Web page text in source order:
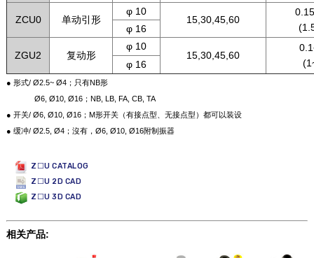
ZCU0 单动引形
φ 10
15,30,45,60
φ 16
ZGU2 复动形
φ 10
15,30,45,60
φ 16
● 形式/ Ø2.5~ Ø4；只有NB形
●Ø6, Ø10, Ø16；NB, LB, FA, CB, TA
● 开关/ Ø6, Ø10, Ø16；M形开关（有接点型、无接点型）都可以装设
● 缓冲/ Ø2.5, Ø4；沒有，Ø6, Ø10, Ø16附制振器
Z☐U CATALOG
Z☐U 2D CAD
Z☐U 3D CAD
相关产品: